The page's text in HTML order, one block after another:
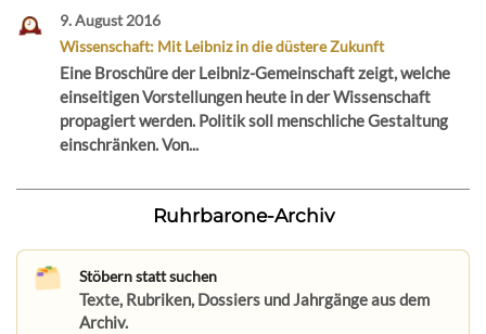
9. August 2016
Wissenschaft: Mit Leibniz in die düstere Zukunft
Eine Broschüre der Leibniz-Gemeinschaft zeigt, welche
einseitigen Vorstellungen heute in der Wissenschaft
propagiert werden. Politik soll menschliche Gestaltung
einschränken. Von...
Ruhrbarone-Archiv
Stöbern statt suchen
Texte, Rubriken, Dossiers und Jahrgänge aus dem
Archiv.